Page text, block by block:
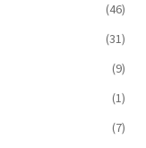
(46)
(31)
(9)
(1)
(7)